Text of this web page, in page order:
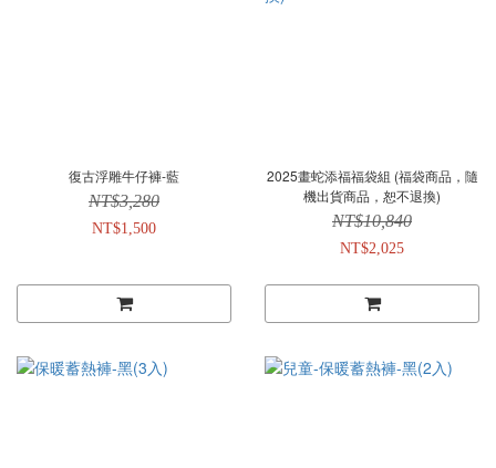
復古浮雕牛仔褲-藍
NT$3,280
NT$1,500
2025畫蛇添福福袋組 (福袋商品，隨
機出貨商品，恕不退換)
NT$10,840
NT$2,025